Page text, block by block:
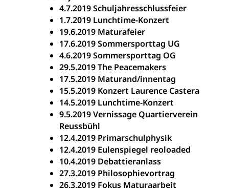
4.7.2019 Schuljahresschlussfeier
1.7.2019 Lunchtime-Konzert
19.6.2019 Maturafeier
17.6.2019 Sommersporttag UG
4.6.2019 Sommersporttag OG
29.5.2019 The Peacemakers
17.5.2019 Maturand/innentag
15.5.2019 Konzert Laurence Castera
14.5.2019 Lunchtime-Konzert
9.5.2019 Vernissage Quartierverein
Reussbühl
12.4.2019 Primarschulphysik
12.4.2019 Eulenspiegel reoloaded
10.4.2019 Debattieranlass
27.3.2019 Philosophievortrag
26.3.2019 Fokus Maturaarbeit